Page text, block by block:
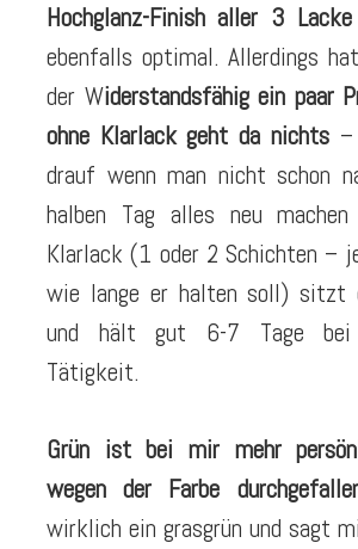
Hochglanz-Finish aller 3 Lacke
ebenfalls optimal. Allerdings
der Widerstandsfähig ein paar
ohne Klarlack geht da nichts–
drauf wenn man nicht schon
halben Tag alles neu
Klarlack (1 oder 2 Schichten –
wie lange er halten soll) sitzt
und hält gut 6-7 Tage bei
Tätigkeit.
Grün ist bei mir mehr
wegen der Farbe
wirklich ein grasgrün und sagt